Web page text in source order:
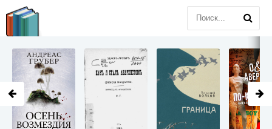
LITMIR.ORG